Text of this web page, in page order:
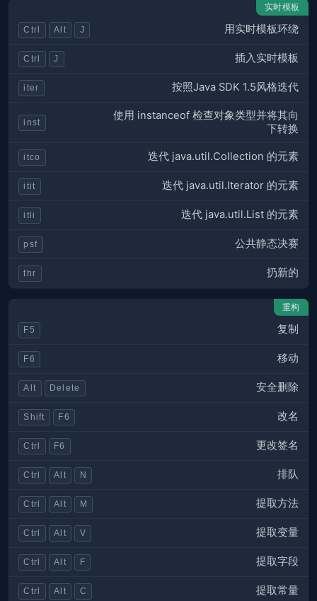
实时模板
Ctrl Alt J 用实时模板环绕
Ctrl J 插入实时模板
iter 按照Java SDK 1.5风格迭代
inst
使用 instanceof 检查对象类型并将其向
下转换
itco 迭代 java.util.Collection 的元素
itit 迭代 java.util.Iterator 的元素
itli 迭代 java.util.List 的元素
psf 公共静态决赛
thr 扔新的
重构
F5 复制
F6 移动
Alt Delete 安全删除
Shift F6 改名
Ctrl F6 更改签名
Ctrl Alt N 排队
Ctrl Alt M 提取方法
Ctrl Alt V 提取变量
Ctrl Alt F 提取字段
Ctrl Alt C 提取常量